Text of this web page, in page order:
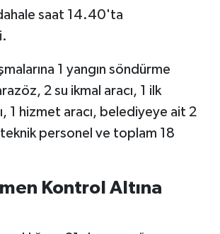
saat 14.40'ta
1 yangın söndürme
2 su ikmal aracı, 1 ilk
1 hizmet aracı, belediyeye ait 2
personel ve toplam 18
Kontrol Altına